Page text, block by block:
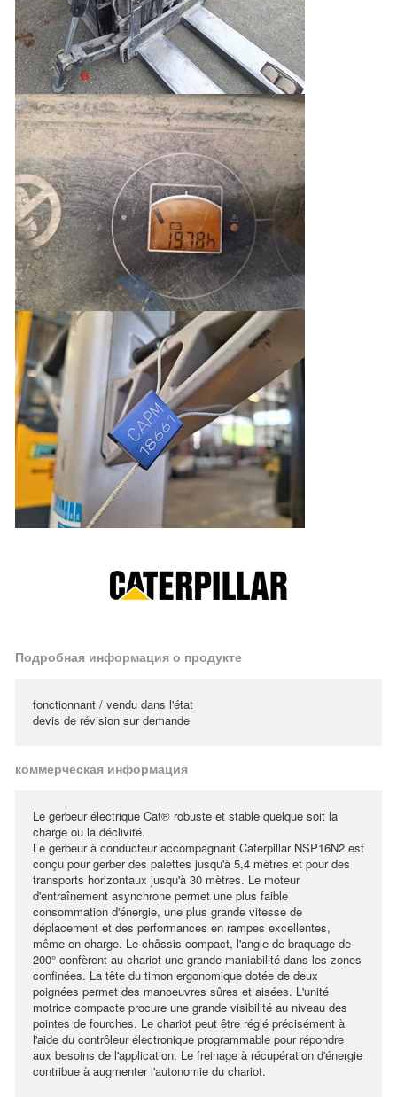
Подробная информация о продукте
fonctionnant / vendu dans l'état
devis de révision sur demande
коммерческая информация
Le gerbeur électrique Cat® robuste et stable quelque soit la
charge ou la déclivité.
Le gerbeur à conducteur accompagnant Caterpillar NSP16N2 est
conçu pour gerber des palettes jusqu'à 5,4 mètres et pour des
transports horizontaux jusqu'à 30 mètres. Le moteur
d'entraînement asynchrone permet une plus faible
consommation d'énergie, une plus grande vitesse de
déplacement et des performances en rampes excellentes,
même en charge. Le châssis compact, l'angle de braquage de
200° confèrent au chariot une grande maniabilité dans les zones
confinées. La tête du timon ergonomique dotée de deux
poignées permet des manoeuvres sûres et aisées. L'unité
motrice compacte procure une grande visibilité au niveau des
pointes de fourches. Le chariot peut être réglé précisément à
l'aide du contrôleur électronique programmable pour répondre
aux besoins de l'application. Le freinage à récupération d'énergie
contribue à augmenter l'autonomie du chariot.